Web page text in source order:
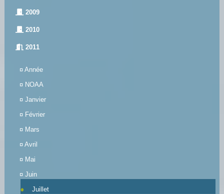
2009
2010
2011
¤ Année
¤ NOAA
¤ Janvier
¤ Février
¤ Mars
¤ Avril
¤ Mai
¤ Juin
Juillet